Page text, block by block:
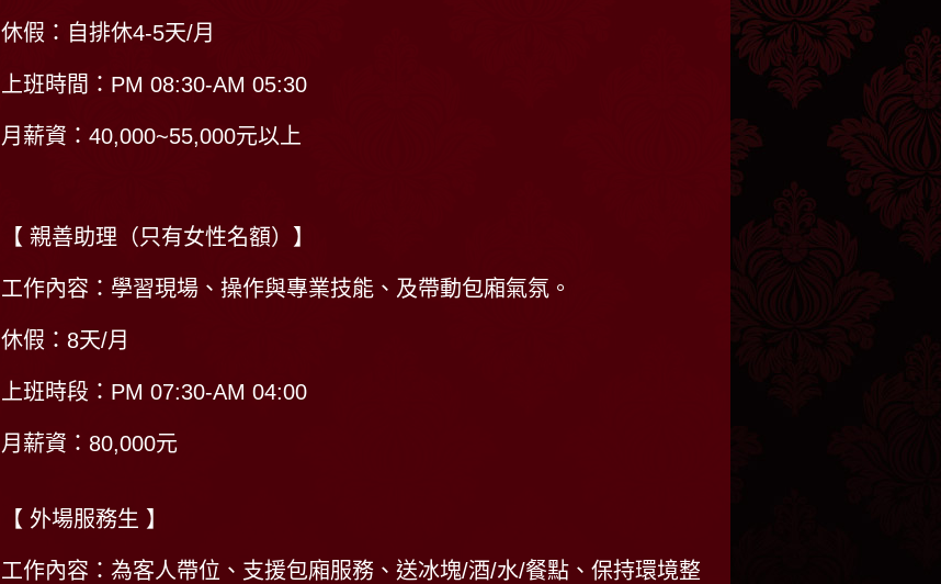
休假：自排休4-5天/月
上班時間：PM 08:30-AM 05:30
月薪資：40,000~55,000元以上
【 親善助理（只有女性名額）】
工作內容：學習現場、操作與專業技能、及帶動包廂氣氛。
休假：8天/月
上班時段：PM 07:30-AM 04:00
月薪資：80,000元
【 外場服務生 】
工作內容：為客人帶位、支援包廂服務、送冰塊/酒/水/餐點、保持環境整